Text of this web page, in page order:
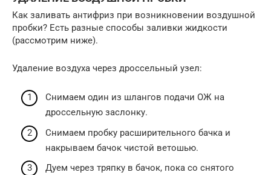
Как заливать антифриз при возникновении воздушной
пробки? Есть разные способы заливки жидкости
(рассмотрим ниже).
Удаление воздуха через дроссельный узел:
Снимаем один из шлангов подачи ОЖ на
дроссельную заслонку.
Снимаем пробку расширительного бачка и
накрываем бачок чистой ветошью.
Дуем через тряпку в бачок, пока со снятого